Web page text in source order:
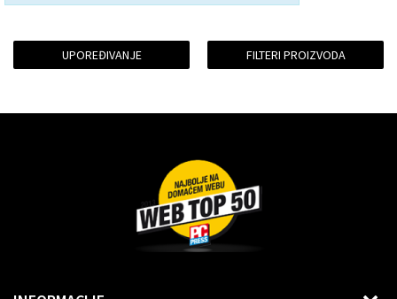
UPOREĐIVANJE FILTERI PROIZVODA